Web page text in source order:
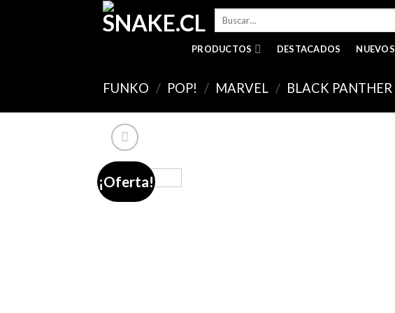
Buscar
PRODUCTOS DESTACADOS NUEVOS
FUNKO / POP! / MARVEL / BLACK PANTHER
¡Oferta!